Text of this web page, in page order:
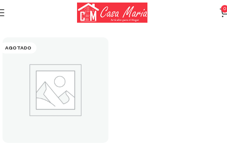
0
Calderas, Ollas y Sartenes Sartenes
AGOTADO